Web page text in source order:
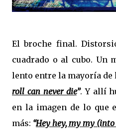
El broche final.
cuadrado o al cubo. Un
lento entre la mayoría de
roll can never die”. Y allí
en la imagen de lo que
más: “Hey hey, my my